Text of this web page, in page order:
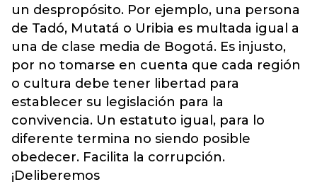
un despropósito. Por ejemplo, una persona
de Tadó, Mutatá o Uribia es multada igual a
una de clase media de Bogotá. Es injusto,
por no tomarse en cuenta que cada región
o cultura debe tener libertad para
establecer su legislación para la
convivencia. Un estatuto igual, para lo
diferente termina no siendo posible
obedecer. Facilita la corrupción.
¡Deliberemos